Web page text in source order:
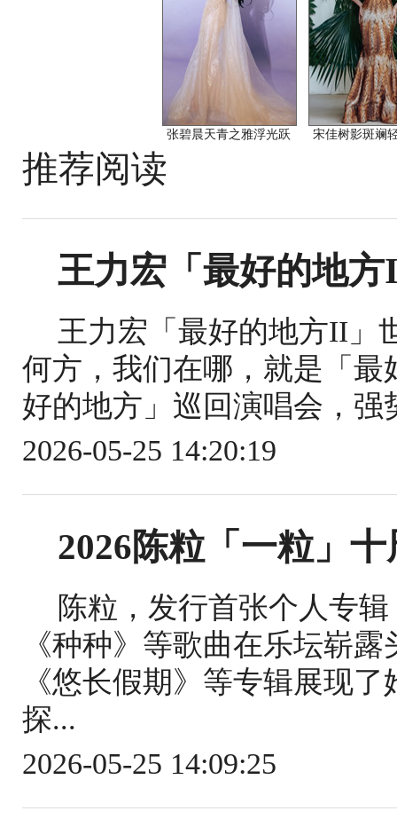
张碧晨天青之雅浮光跃 宋佳树影斑斓
推荐阅读
王力宏「最好的地
王力宏「最好的地方II」
何方，我们在哪，就是「
好的地方」巡回演唱会，强
2026-05-25 14:20:19
2026陈粒「一粒」
陈粒，发行首张个人专
《种种》等歌曲在乐坛崭
《悠长假期》等专辑展现
探...
2026-05-25 14:09:25